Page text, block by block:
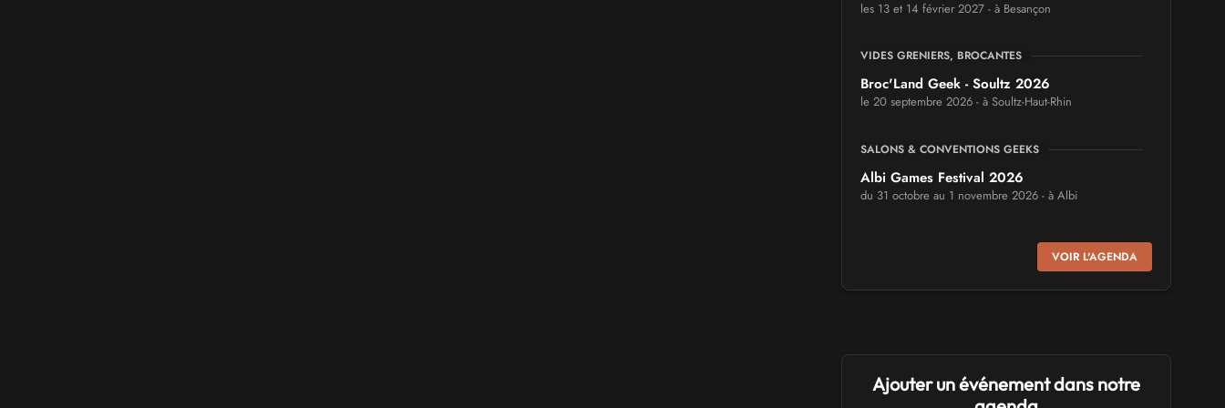
les 13 et 14 février 2027 - à Besançon
VIDES GRENIERS, BROCANTES
Broc'Land Geek - Soultz 2026
le 20 septembre 2026 - à Soultz-Haut-Rhin
SALONS & CONVENTIONS GEEKS
Albi Games Festival 2026
du 31 octobre au 1 novembre 2026 - à Albi
SALONS & CONVENTIONS GEEKS
Virtual Calais - salon du jeu vidéo et des
loisirs numériques 2026
SALONS & CONVENTIONS GEEKS
Trolls et Légendes 2027
du 26 au 28 mars 2027 - à Mons
VOIR L'AGENDA
Ajouter un événement dans notre